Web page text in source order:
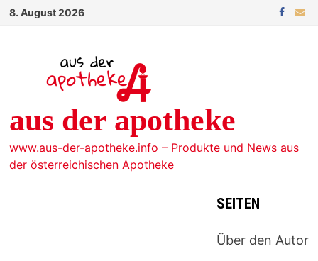
Zum
8. August 2026
aus der apotheke
www.aus-der-apotheke.info – Produkte und News aus
der österreichischen Apotheke
SEITEN
Über den Autor